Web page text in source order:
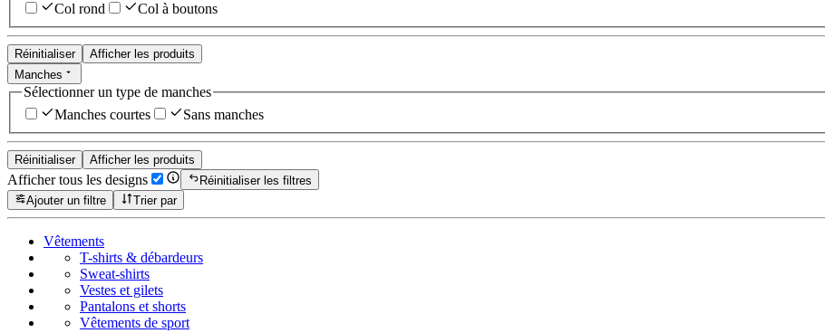
Col rond
Col à boutons
Réinitialiser
Afficher les produits
Manches
Sélectionner un type de manches
Manches courtes
Sans manches
Réinitialiser Afficher les produits
Afficher tous les designs
Réinitialiser les filtres
Ajouter un filtre
Trier par
Vêtements
T-shirts & débardeurs
Sweat-shirts
Vestes et gilets
Pantalons et shorts
Vêtements de sport